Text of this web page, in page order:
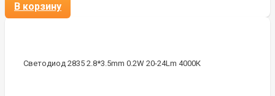
В корзину
Светодиод 2835 2.8*3.5mm 0.2W 20-24Lm 4000К